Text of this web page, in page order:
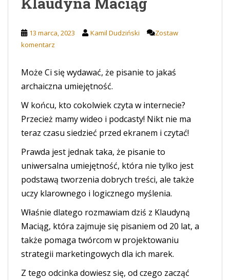
13 marca, 2023 Kamil Dudziński
Zostaw
komentarz
Może Ci się wydawać, że pisanie to jakaś
archaiczna umiejętność.
W końcu, kto cokolwiek czyta w internecie?
Przecież mamy wideo i podcasty! Nikt nie ma
teraz czasu siedzieć przed ekranem i czytać!
Prawda jest jednak taka, że pisanie to
uniwersalna umiejętność, która nie tylko jest
podstawą tworzenia dobrych treści, ale także
uczy klarownego i logicznego myślenia.
Właśnie dlatego rozmawiam dziś z Klaudyną
Maciąg, która zajmuje się pisaniem od 20 lat, a
także pomaga twórcom w projektowaniu
strategii marketingowych dla ich marek.
Z tego odcinka dowiesz się, od czego zacząć